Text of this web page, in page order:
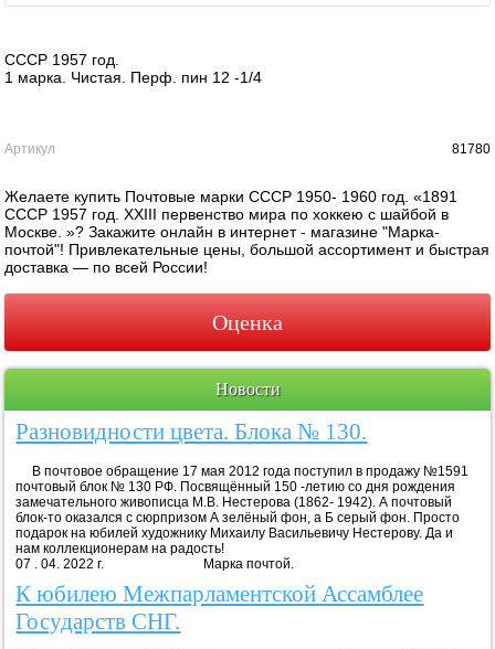
СССР 1957 год.
1 марка. Чистая. Перф. пин 12 -1/4
Артикул 81780
Желаете купить Почтовые марки СССР 1950- 1960 год. «1891
СССР 1957 год. XXIII первенство мира по хоккею с шайбой в
Москве. »? Закажите онлайн в интернет - магазине "Марка-
почтой"! Привлекательные цены, большой ассортимент и быстрая
доставка — по всей России!
Оценка
Новости
Разновидности цвета. Блока № 130.
В почтовое обращение 17 мая 2012 года поступил в продажу №1591
почтовый блок № 130 РФ. Посвящённый 150 -летию со дня рождения
замечательного живописца М.В. Нестерова (1862- 1942). А почтовый
блок-то оказался с сюрпризом А зелёный фон, а Б серый фон. Просто
подарок на юбилей художнику Михаилу Васильевичу Нестерову. Да и
нам коллекционерам на радость!
07 . 04. 2022 г. Марка почтой.
К юбилею Межпарламентской Ассамблее
Государств СНГ.